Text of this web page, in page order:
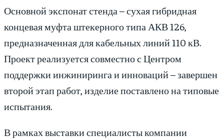
Основной экспонат стенда – сухая гибридная
концевая муфта штекерного типа АКВ 126,
предназначенная для кабельных линий 110 кВ.
Проект реализуется совместно с Центром
поддержки инжиниринга и инноваций – завершен
второй этап работ, изделие поставлено на типовые
испытания.
В рамках выставки специалисты компании